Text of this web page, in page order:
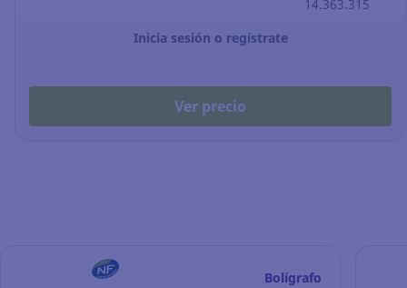
Pack de 50
14.363.315
Inicia sesión o regístrate
Ver precio
Bolígrafo